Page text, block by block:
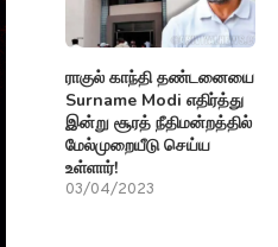
ராகுல் காந்தி தண்டனையை
Surname Modi எதிர்த்து
இன்று சூரத் நீதிமன்றத்தில்
மேல்முறையீடு செய்ய
உள்ளார்!
03/04/2023